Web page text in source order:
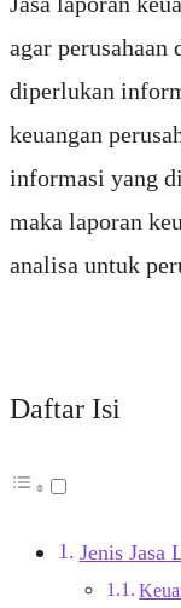
agar perusahaan
diperlukan
keuangan
informasi yang
maka laporan
analisa untuk
Daftar Isi
Jenis Jasa